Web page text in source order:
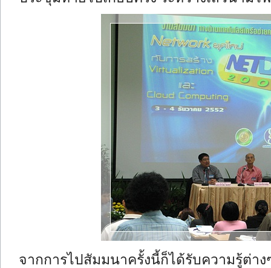
จากการไปสัมมนาครั้งนี้ก็ได้รับความรู้ต่า